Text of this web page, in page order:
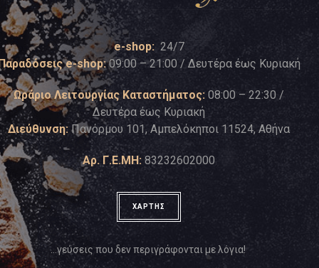
e-shop: 24/7
e-shop:09:00 – 21:00 / Δευτέρα έως Κυριακή
Ωράριο Λειτουργίας Καταστήματος: 08:00 – 22:30 /
Δευτέρα έως Κυριακή
Διεύθυνση: Πανόρμου 101, Αμπελόκηποι 11524, Αθήνα
Αρ. Γ.Ε.ΜΗ: 83232602000
ΧΑΡΤΗΣ
…γεύσεις που δεν περιγράφονται με λόγια!